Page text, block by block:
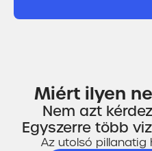
Miért ilyen
Nem azt
Egyszerre több
Az utolsó pillanatig